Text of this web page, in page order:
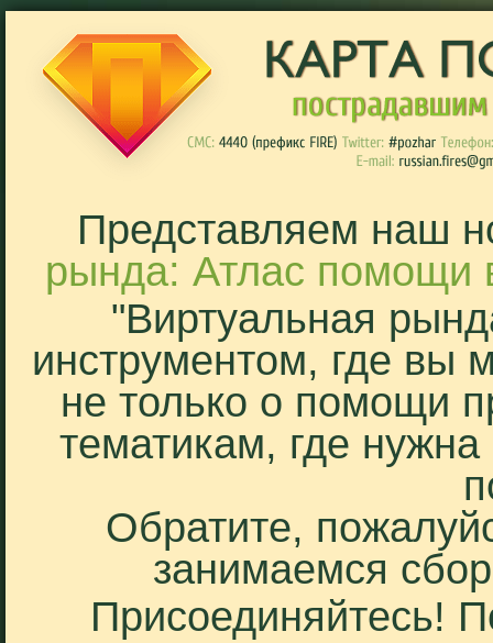
Представляем наш
рында: Атлас помощи
"Виртуальная
инструментом, где вы
не только о помощи
тематикам, где
Обратите,
занимаемся
Присоединяйтесь!